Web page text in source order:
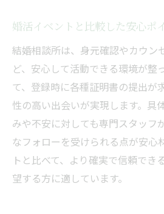
婚活イベントと比較した安心ポ
結婚相談所は、身元確認やカウン
ど、安心して活動できる環境が整
て、登録時に各種証明書の提出が
性の高い出会いが実現します。具
みや不安に対しても専門スタッフ
なフォローを受けられる点が安心
トと比べて、より確実で信頼でき
望する方に適しています。